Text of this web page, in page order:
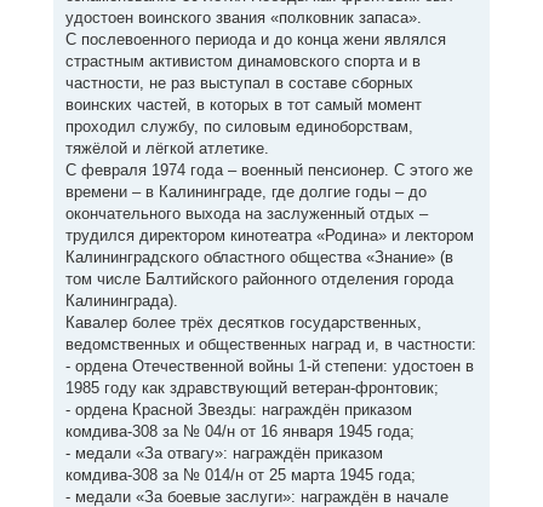
удостоен воинского звания «полковник запаса».
С послевоенного периода и до конца жени являлся
страстным активистом динамовского спорта и в
частности, не раз выступал в составе сборных
воинских частей, в которых в тот самый момент
проходил службу, по силовым единоборствам,
тяжёлой и лёгкой атлетике.
С февраля 1974 года – военный пенсионер. С этого же
времени – в Калининграде, где долгие годы – до
окончательного выхода на заслуженный отдых –
трудился директором кинотеатра «Родина» и лектором
Калининградского областного общества «Знание» (в
том числе Балтийского районного отделения города
Калининграда).
Кавалер более трёх десятков государственных,
ведомственных и общественных наград и, в частности:
- ордена Отечественной войны 1-й степени: удостоен в
1985 году как здравствующий ветеран-фронтовик;
- ордена Красной Звезды: награждён приказом
комдива-308 за № 04/н от 16 января 1945 года;
- медали «За отвагу»: награждён приказом
комдива-308 за № 014/н от 25 марта 1945 года;
- медали «За боевые заслуги»: награждён в начале